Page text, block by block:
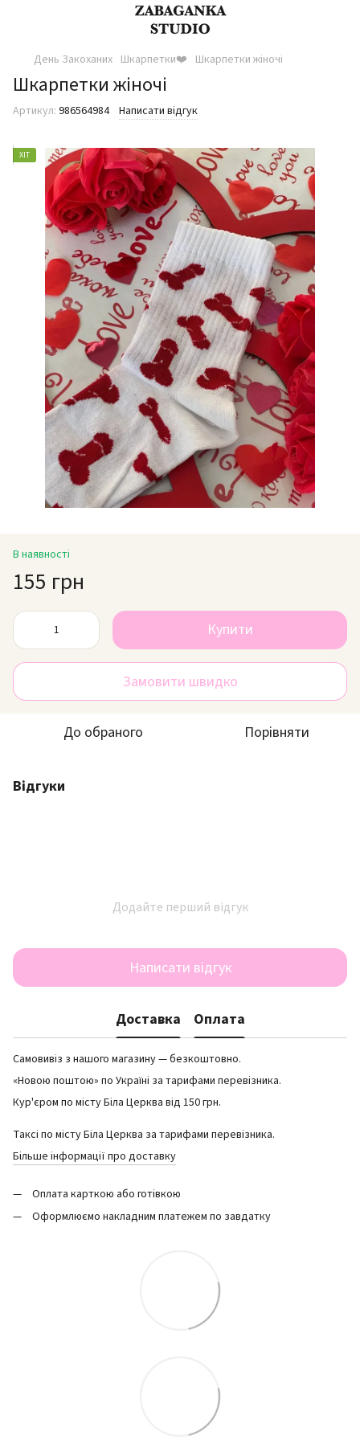
День Закоханих Шкарпетки❤️ Шкарпетки жіночі
Шкарпетки жіночі
Артикул: 986564984 Написати відгук
ХІТ
В наявності
155 грн
Купити
Замовити швидко
До обраного Порівняти
Відгуки
Додайте перший відгук
Написати відгук
Доставка Оплата
Самовивіз з нашого магазину — безкоштовно.
«Новою поштою» по Україні за тарифами перевізника.
Кур'єром по місту Біла Церква від 150 грн.
Таксі по місту Біла Церква за тарифами перевізника.
Більше інформації про доставку
Оплата карткою або готівкою
Оформлюємо накладним платежем по завдатку